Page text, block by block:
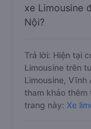
xe Limousine
Nội?
Trả lời: Hiện tại
Limousine trên
Limousine, Vĩnh
tham khảo
trang này: Xe